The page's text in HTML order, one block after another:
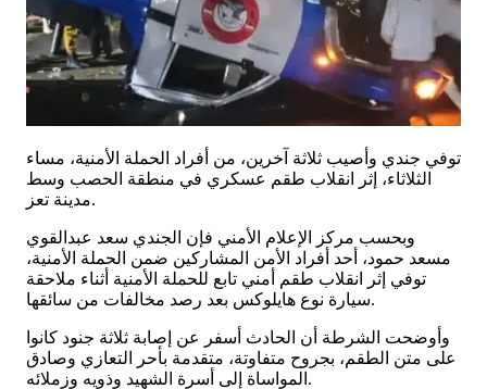
توفي جندي وأصيب ثلاثة آخرين، من أفراد الحملة الأمنية، مساء
الثلاثاء، إثر انقلاب طقم عسكري في منطقة الحصب وسط
مدينة تعز.
وبحسب مركز الإعلام الأمني فإن الجندي سعد عبدالقوي
مسعد حمود، أحد أفراد الأمن المشاركين ضمن الحملة الأمنية،
توفي إثر انقلاب طقم أمني تابع للحملة الأمنية أثناء ملاحقة
سيارة نوع هايلوكس بعد رصد مخالفات من سائقها.
وأوضحت الشرطة أن الحادث أسفر عن إصابة ثلاثة جنود كانوا
على متن الطقم، بجروح متفاوتة، متقدمة بأحر التعازي وصادق
المواساة إلى أسرة الشهيد وذويه وزملائه.